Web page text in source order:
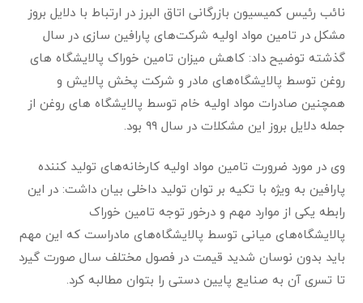
نائب رئیس کمیسیون بازرگانی اتاق البرز در ارﺗﺒﺎط ﺑﺎ دﻻﯾﻞ ﺑﺮوز
ﻣﺸﮑﻞ در ﺗﺎﻣﯿﻦ ﻣﻮاد اوﻟﯿﻪ ﺷﺮﮐﺖ‌ﻫﺎی ﭘﺎراﻓﯿﻦ ﺳﺎزی در ﺳﺎل
ﮔﺬﺷﺘﻪ ﺗﻮﺿﯿﺢ داد: ﮐﺎﻫﺶ ﻣﯿﺰان ﺗﺎﻣﯿﻦ ﺧﻮراک ﭘﺎﻻﯾﺸﮕﺎه ﻫﺎی
روﻏﻦ ﺗﻮﺳﻂ ﭘﺎﻻﯾﺸﮕﺎه‌ﻫﺎی ﻣﺎدر و ﺷﺮﮐﺖ ﭘﺨﺶ ﭘﺎﻻﯾﺶ و
ﻫﻤﭽﻨﯿﻦ ﺻﺎدرات ﻣﻮاد اوﻟﯿﻪ ﺧﺎم ﺗﻮﺳﻂ ﭘﺎﻻﯾﺸﮕﺎه ﻫﺎی روﻏﻦ از
ﺟﻤﻠﻪ دﻻﯾﻞ ﺑﺮوز اﯾﻦ ﻣﺸﮑﻼت در ﺳﺎل ۹۹ ﺑﻮد.
وی در ﻣﻮرد ﺿﺮورت ﺗﺎﻣﯿﻦ ﻣﻮاد اوﻟﯿﻪ ﮐﺎرﺧﺎﻧﻪ‌ﻫﺎی ﺗﻮﻟﯿﺪ ﮐﻨﻨﺪه
ﭘﺎراﻓﯿﻦ ﺑﻪ وﯾﮋه ﺑﺎ ﺗﮑﯿﻪ ﺑﺮ ﺗﻮان ﺗﻮﻟﯿﺪ داﺧﻠﯽ ﺑﯿﺎن داﺷﺖ: در اﯾﻦ
راﺑﻄﻪ ﯾﮑﯽ از ﻣﻮارد ﻣﻬﻢ و درﺧﻮر ﺗﻮﺟﻪ ﺗﺎﻣﯿﻦ ﺧﻮراک
ﭘﺎﻻﯾﺸﮕﺎه‌ﻫﺎی ﻣﯿﺎﻧﯽ ﺗﻮﺳﻂ ﭘﺎﻻﯾﺸﮕﺎه‌ﻫﺎی ﻣﺎدراﺳﺖ ﮐﻪ اﯾﻦ ﻣﻬﻢ
ﺑﺎﯾﺪ ﺑﺪون ﻧﻮﺳﺎن ﺷﺪﯾﺪ ﻗﯿﻤﺖ در ﻓﺼﻮل ﻣﺨﺘﻠﻒ ﺳﺎل ﺻﻮرت ﮔﯿﺮد
ﺗﺎ ﺗﺴﺮی آن ﺑﻪ ﺻﻨﺎﯾﻊ ﭘﺎﯾﯿﻦ دﺳﺘﯽ را ﺑﺘﻮان ﻣﻄﺎﻟﺒﻪ ﮐﺮد.